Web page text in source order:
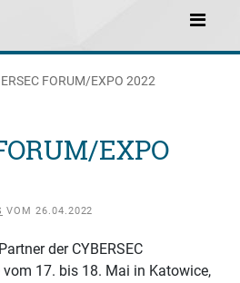
FORUM/EXPO 2022
EXPO
VOM 26.04.2022
der CYBERSEC
vom 17. bis 18. Mai in Katowice,